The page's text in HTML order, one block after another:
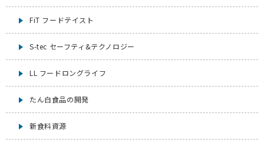
FiT フードテイスト
S-tec セーフティ&テクノロジー
LL フードロングライフ
たん白食品の開発
新食料資源